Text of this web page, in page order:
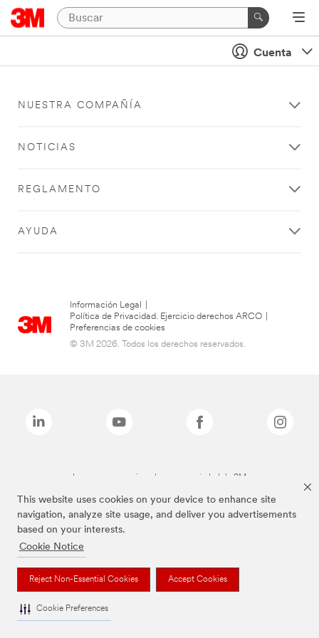
This website uses cookies on your device to enhance site
navigation, analyze site usage, and deliver you advertisements
based on your interests.
Cookie Notice
Reject Non-Essential Cookies Accept Cookies
Cookie Preferences
Cuenta
NUESTRA COMPAÑÍA
NOTICIAS
REGLAMENTO
AYUDA
Información Legal
Política de Privacidad. Ejercicio derechos ARCO
Preferencias de cookies
© 3M 2026. Todos los derechos reservados.
Las marcas mencionadas son propiedad de 3M